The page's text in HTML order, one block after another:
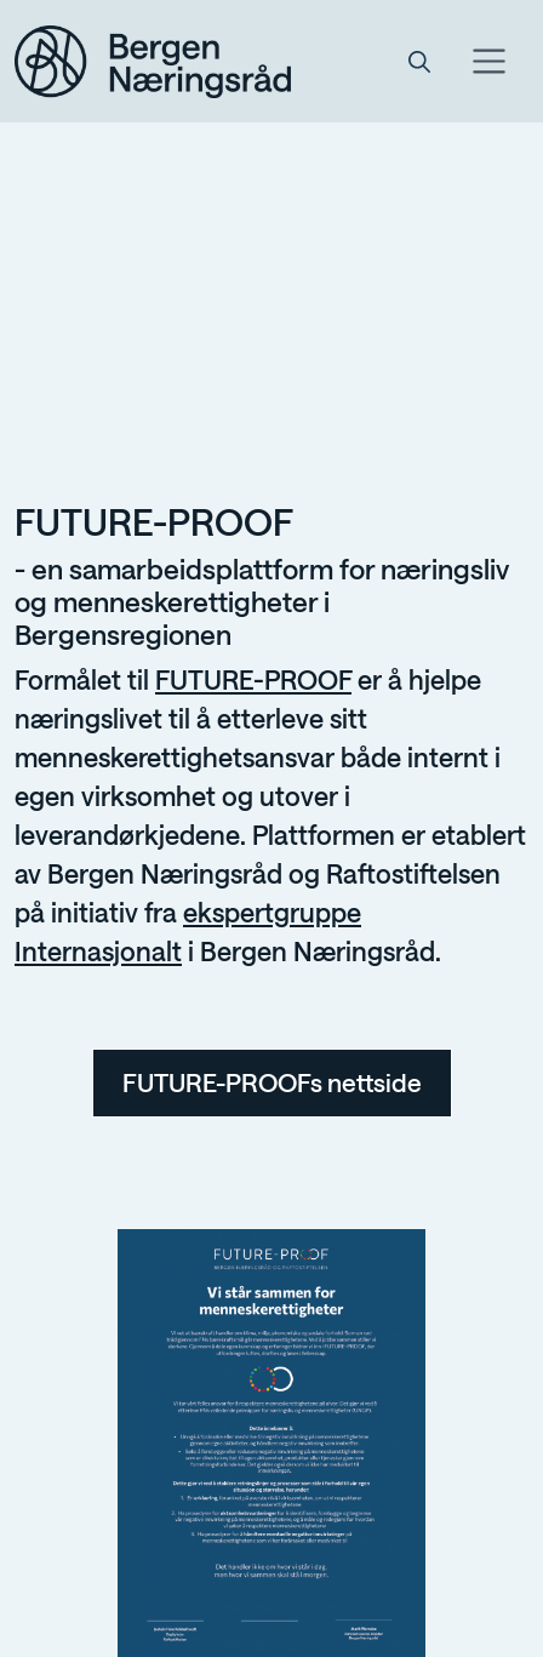
FUTURE-PROOF
- en samarbeidsplattform for næringsliv
og menneskerettigheter i
Bergensregionen
Formålet til FUTURE-PROOFer å hjelpe
næringslivet til å etterleve sitt
menneskerettighetsansvar både internt i
egen virksomhet og utover i
leverandørkjedene. Plattformen er etablert
av Bergen Næringsråd og Raftostiftelsen
på initiativ fra ekspertgruppe
Internasjonalt i Bergen Næringsråd.
FUTURE-PROOFs nettside